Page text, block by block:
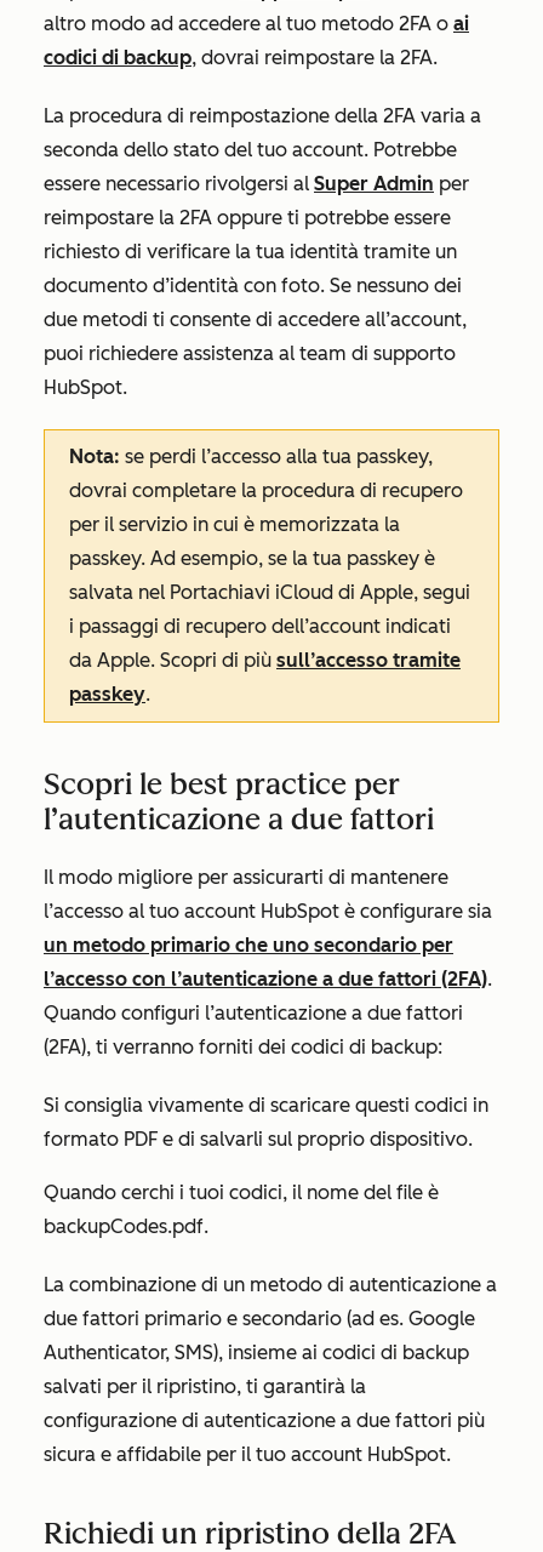
altro modo ad accedere al tuo metodo 2FA o ai
codici di backup, dovrai reimpostare la 2FA.
La procedura di reimpostazione della 2FA varia a
seconda dello stato del tuo account. Potrebbe
essere necessario rivolgersi al Super Admin per
reimpostare la 2FA oppure ti potrebbe essere
richiesto di verificare la tua identità tramite un
documento d’identità con foto. Se nessuno dei
due metodi ti consente di accedere all’account,
puoi richiedere assistenza al team di supporto
HubSpot.
Nota: se perdi l’accesso alla tua passkey,
dovrai completare la procedura di recupero
per il servizio in cui è memorizzata la
passkey. Ad esempio, se la tua passkey è
salvata nel Portachiavi iCloud di Apple, segui
i passaggi di recupero dell’account indicati
da Apple. Scopri di più sull’accesso tramite
passkey.
Scopri le best practice per
l’autenticazione a due fattori
Il modo migliore per assicurarti di mantenere
l’accesso al tuo account HubSpot è configurare sia
un metodo primario che uno secondario per
l’accesso con l’autenticazione a due fattori (2FA).
Quando configuri l’autenticazione a due fattori
(2FA), ti verranno forniti dei codici di backup:
Si consiglia vivamente di scaricare questi codici in
formato PDF e di salvarli sul proprio dispositivo.
Quando cerchi i tuoi codici, il nome del file è
backupCodes.pdf.
La combinazione di un metodo di autenticazione a
due fattori primario e secondario (ad es. Google
Authenticator, SMS), insieme ai codici di backup
salvati per il ripristino, ti garantirà la
configurazione di autenticazione a due fattori più
sicura e affidabile per il tuo account HubSpot.
Richiedi un ripristino della 2FA